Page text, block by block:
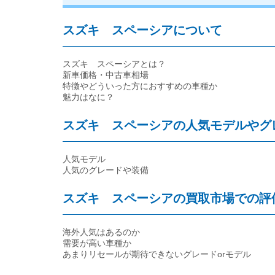
スズキ スペーシアについて
スズキ スペーシアとは？
新車価格・中古車相場
特徴やどういった方におすすめの車種か
魅力はなに？
スズキ スペーシアの人気モデルやグ
人気モデル
人気のグレードや装備
スズキ スペーシアの買取市場での評
海外人気はあるのか
需要が高い車種か
あまりリセールが期待できないグレードorモデル